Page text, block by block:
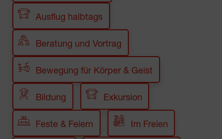
Ausflug halbtags
Beratung und Vortrag
Bewegung für Körper & Geist
Bildung Exkursion
Feste & Feiern Im Freien